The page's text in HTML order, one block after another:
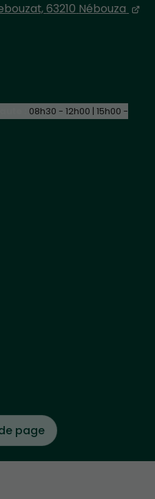
63210 Nébouza
08h30 - 12h00 | 15h00 -
page